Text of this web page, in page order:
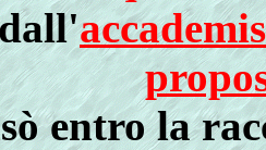
entro la